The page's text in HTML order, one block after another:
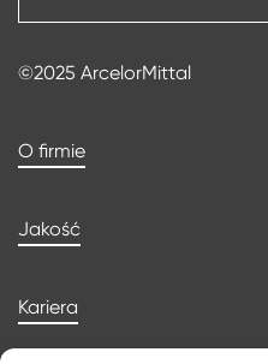
©2025 ArcelorMittal
O firmie
Jakość
Kariera